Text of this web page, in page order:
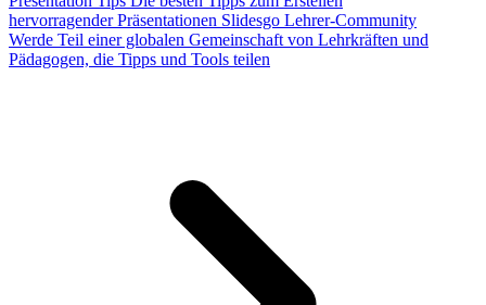
hervorragender Präsentationen Slidesgo Lehrer-Community
Werde Teil einer globalen Gemeinschaft von Lehrkräften und
Pädagogen, die Tipps und Tools teilen